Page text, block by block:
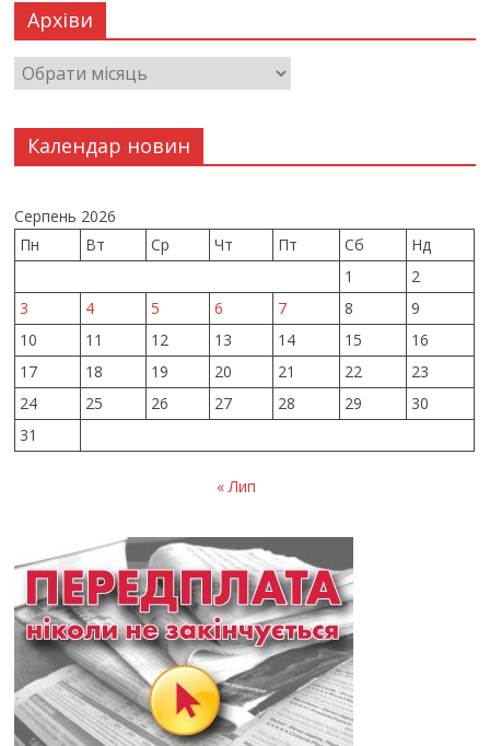
Архіви
Календар новин
Серпень 2026
Пн
Вт Ср Чт Пт Сб
Нд
1
2
3
4 5 6 7 8
9
10
11 12 13 14 15
16
17
18 19 20 21 22
23
24
25 26 27 28 29
30
31
« Лип